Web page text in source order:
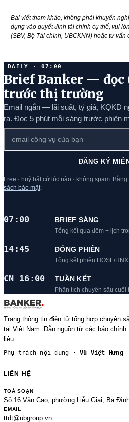
Bài viết tham khảo, không phải khuyến
dụng vào quyết định tài chính cụ thể, vui
(SBV, Bộ Tài chính, UBCKNN) hoặc tư vấn
DAILY · 07:00
Brief Banker —
trước thị trường
Email ngắn — lãi suất, tỷ giá, KQKD
ra. Đọc 5 phút mỗi sáng trước phiên
ĐĂNG KÝ MIỄN
Free · huỷ bất cứ lúc nào · không spam.
sách bảo mật
07:00 BRIEF SÁNG
Tổng kết qua đêm + lịch
14:45 ĐÓNG PHIÊN
Tổng kết phiên HOSE/HNX
CN 16:00 TUẦN KẾT
Phân tích chuyên sâu cuối
Trang thông tin điện tử tổng hợp chuyên
tại Việt Nam. Dẫn nguồn từ các báo
liệu.
Phụ trách nội dung ·Vũ Việt Hưng
LIÊN HỆ
TOÀ SOẠN
Số 16 Văn Cao, phường Liễu Giai, Ba
EMAIL
ttdt@ubgroup.vn